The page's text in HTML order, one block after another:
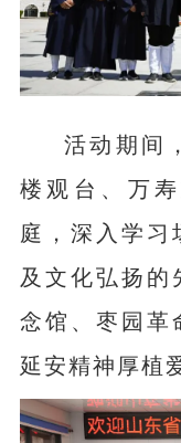
活动期间
楼观台、万
庭，深入学习
及文化弘扬的
念馆、枣园革
延安精神厚植